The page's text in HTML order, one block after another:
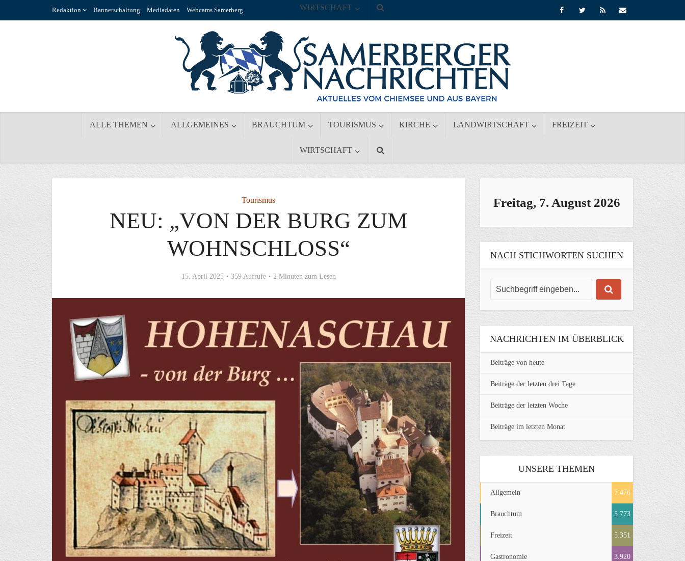
Redaktion Bannerschaltung Mediadaten Webcams Samerberg
ALLE THEMEN ALLGEMEINES BRAUCHTUM TOURISMUS KIRCHE LANDWIRTSCHAFT FREIZEIT
WIRTSCHAFT
WIRTSCHAFT
Tourismus
NEU: „VON DER BURG ZUM
WOHNSCHLOSS“
15. April 2025 359 Aufrufe 2 Minuten zum Lesen
Freitag, 7. August 2026
NACH STICHWORTEN SUCHEN
NACHRICHTEN IM ÜBERBLICK
Beiträge von heute
Beiträge der letzten drei Tage
Beiträge der letzten Woche
Beiträge im letzten Monat
UNSERE THEMEN
Allgemein 7.476
Brauchtum 5.773
Freizeit 5.351
Gastronomie 3.920